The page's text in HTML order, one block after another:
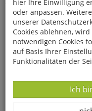
hier Ihre Einwilligung
oder anpassen.
unserer
Cookies ablehnen,
notwendigen Cookies
auf Basis Ihrer
Funktionalitäten der
Ich